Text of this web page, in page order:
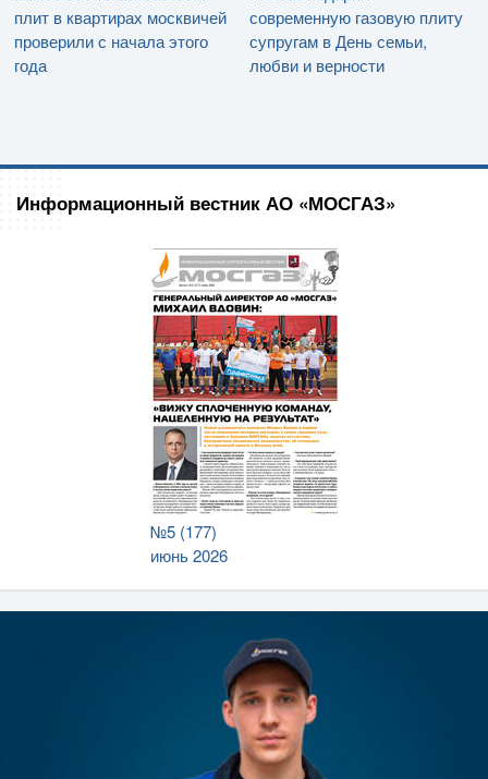
плит в квартирах москвичей
проверили с начала этого
года
современную газовую плиту
супругам в День семьи,
любви и верности
Информационный вестник АО «МОСГАЗ»
№5 (177)
июнь 2026